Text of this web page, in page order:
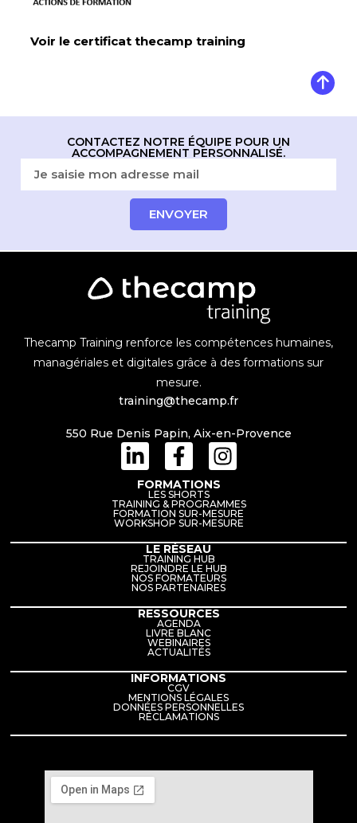
Voir le certificat thecamp training
CONTACTEZ NOTRE ÉQUIPE POUR UN
ACCOMPAGNEMENT PERSONNALISÉ.
ENVOYER
Thecamp Training renforce les compétences humaines,
managériales et digitales grâce à des formations sur
mesure.
training@thecamp.fr
550 Rue Denis Papin, Aix-en-Provence
FORMATIONS
LES SHORTS
TRAINING & PROGRAMMES
FORMATION SUR-MESURE
WORKSHOP SUR-MESURE
LE RÉSEAU
TRAINING HUB
REJOINDRE LE HUB
NOS FORMATEURS
NOS PARTENAIRES
RESSOURCES
AGENDA
LIVRE BLANC
WEBINAIRES
ACTUALITÉS
INFORMATIONS
CGV
MENTIONS LÉGALES
DONNÉES PERSONNELLES
RÉCLAMATIONS